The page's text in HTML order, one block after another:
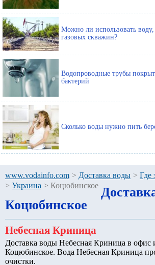
Можно ли использовать
газовых скважин?
Водопроводные трубы
бактерий
Сколько воды нужно пить
www.vodainfo.com > Доставка воды > Где
> Украина > Коцюбинское
Коцюбинское
Небесная Криница
Доставка воды Небесная Криница в офис
Коцюбинское. Вода Небесная Криница
очистки.